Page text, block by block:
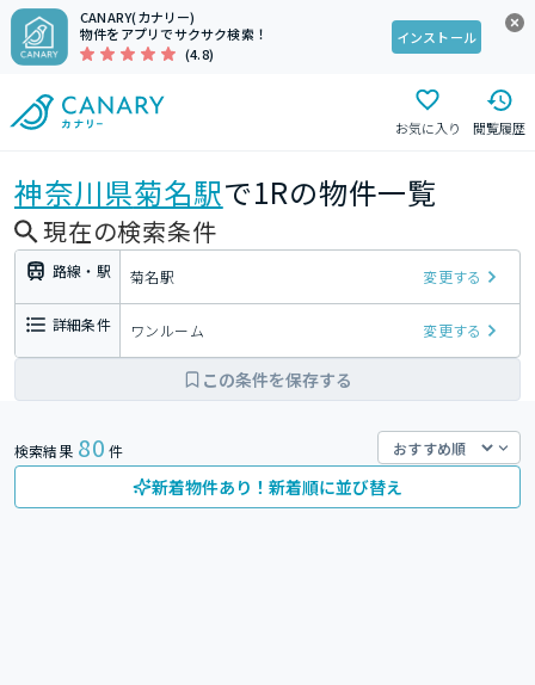
CANARY(カナリー)
物件をアプリでサクサク検索！
(4.8)
インストール
お気に入り 閲覧履歴
神奈川県菊名駅で1Rの物件一覧
現在の検索条件
路線・駅 菊名駅 変更する
詳細条件 ワンルーム 変更する
この条件を保存する
検索結果 80 件
新着物件あり！新着順に並び替え